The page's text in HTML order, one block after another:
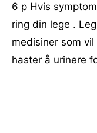
6 p Hvis
ring din lege .
medisiner som
haster å urinere